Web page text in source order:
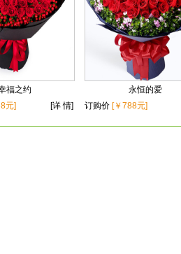
福之约
元] [详 情]
永恒的爱
订购价[￥788元]